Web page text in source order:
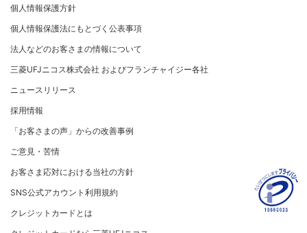
各種お問い合わせ
「三菱UFJニコスギフトカード」お取り扱いに関するご
注意点（加盟店さま向け）
カード処理時のご注意事項
ト）
セキュリティサービス
法人向けポータルサイト
リスク管理
マネー・ローンダリングおよびテロ資金供与等の対策に
関する取り組み
個人情報保護方針
クレジットポリシー
金融商品販売などの勧誘方針
お客さま応対における当社の方針
復興支援活動
お客さまに寄り添う
従業員とともに
MUFGグループ/サステナビリティサイト
お問い合わせ
重要なお知らせ
会社情報 サイトマップ
個人情報保護方針
個人情報保護法にもとづく公表事項
法人などのお客さまの情報について
三菱UFJニコス株式会社 およびフランチャイジー各社
ニュースリリース
採用情報
「お客さまの声」からの改善事例
ご意見・苦情
お客さま応対における当社の方針
SNS公式アカウント利用規約
クレジットカードとは